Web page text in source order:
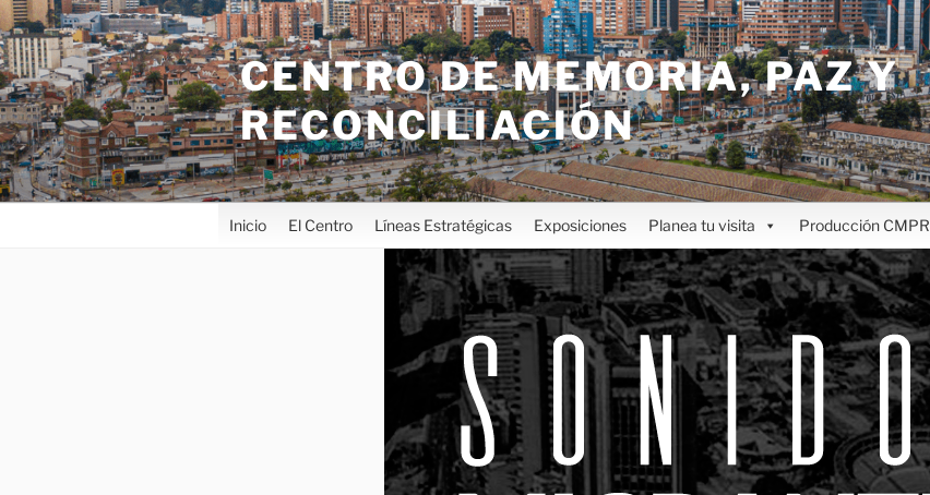
CENTRO DE MEMORIA, PAZ Y
RECONCILIACIÓN
Inicio El Centro Líneas Estratégicas Exposiciones Planea tu visita Producción CMPR